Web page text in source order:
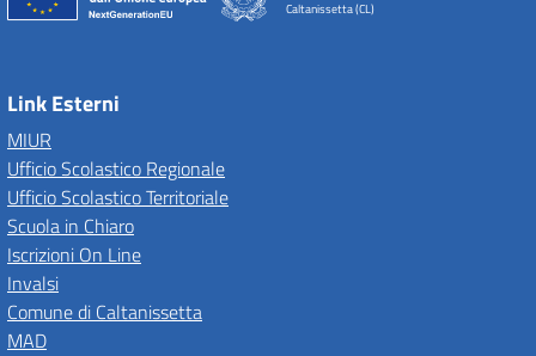
Caltanissetta (CL)
Link Esterni
MIUR
Ufficio Scolastico Regionale
Ufficio Scolastico Territoriale
Scuola in Chiaro
Iscrizioni On Line
Invalsi
Comune di Caltanissetta
MAD